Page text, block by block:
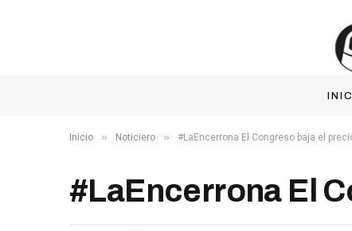
Inicio » Noticiero » #LaEncerrona El Congreso baja el
#LaEncerrona El